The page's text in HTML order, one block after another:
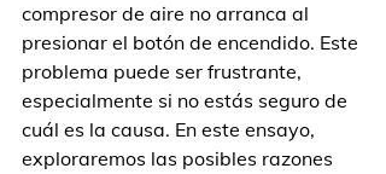
compresor de aire no arranca al
presionar el botón de encendido. Este
problema puede ser frustrante,
especialmente si no estás seguro de
cuál es la causa. En este ensayo,
exploraremos las posibles razones